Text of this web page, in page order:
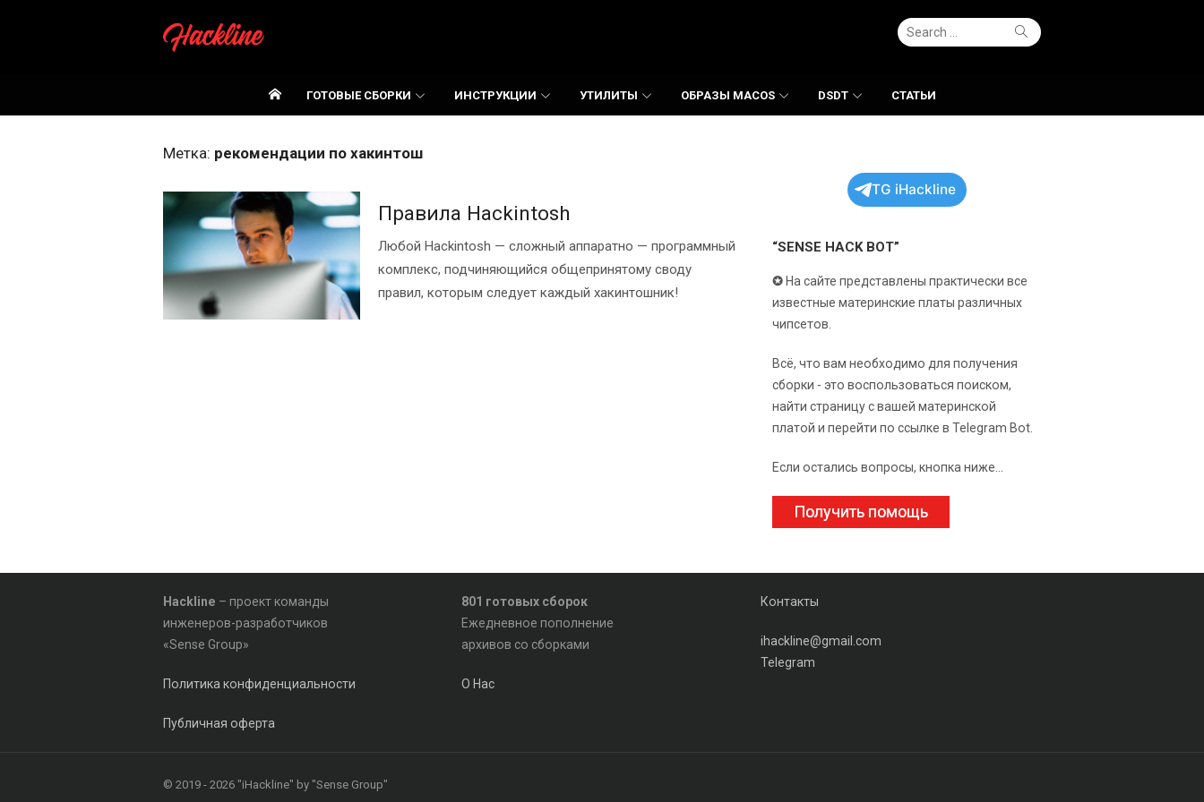
Search
for:
Search
ГОТОВЫЕ СБОРКИ ИНСТРУКЦИИ УТИЛИТЫ ОБРАЗЫ MACOS DSDT СТАТЬИ
Метка: рекомендации по хакинтош
Правила Hackintosh
Любой Hackintosh — сложный аппаратно — программный
комплекс, подчиняющийся общепринятому своду
правил, которым следует каждый хакинтошник!
TG iHackline
“SENSE HACK BOT”
✪ На сайте представлены практически все
известные материнские платы различных
чипсетов.
Всё, что вам необходимо для получения
сборки - это воспользоваться поиском,
найти страницу с вашей материнской
платой и перейти по ссылке в Telegram Bot.
Если остались вопросы, кнопка ниже...
Получить помощь
Hackline – проект команды
инженеров-разработчиков
«Sense Group»
Политика конфиденциальности
Публичная оферта
801 готовых сборок
Ежедневное пополнение
архивов со сборками
О Нас
Контакты
ihackline@gmail.com
Telegram
© 2019 - 2026 "iHackline" by "Sense Group"